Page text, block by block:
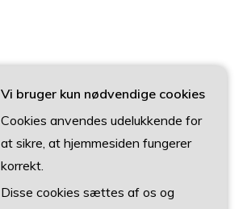
Vi bruger kun nødvendige cookies
Cookies anvendes udelukkende for
at sikre, at hjemmesiden fungerer
korrekt.
Disse cookies sættes af os og